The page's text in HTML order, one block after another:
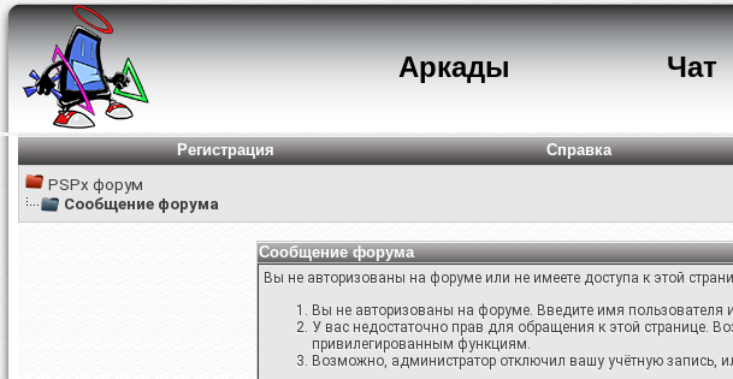
Аркады Чат
Регистрация Справка
PSPx форум
Сообщение форума
Сообщение форума
Вы не авторизованы на форуме или не имеете доступа к этой
Вы не авторизованы на форуме. Введите имя пользователя
У вас недостаточно прав для обращения к этой странице.
привилегированным функциям.
Возможно, администратор отключил вашу учётную запись,